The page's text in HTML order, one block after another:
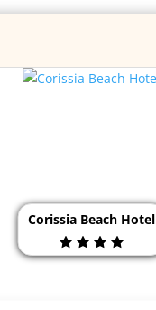
Corissia Beach Hotel